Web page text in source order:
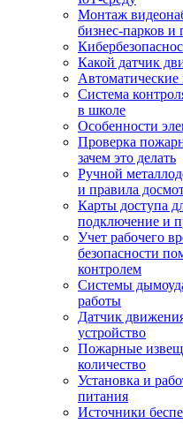
Монтаж
бизнес‑парков и
Какой датчик
Автоматические
Система
в школе
Особенности
Проверка
зачем это делать
Ручной
и правила
Карты доступа
подключение и
Учет рабочего
безопасности
контролем
Системы
работы
Датчик
устройство
Пожарные
количество
Установка и
питания
Источники